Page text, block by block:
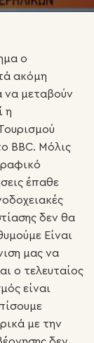
ο
ακόμη
να μεταβούν
η
BBC. Μόλις
έπαθε
δεν θα
Είναι
μας να
ο τελευταίος
είναι
με την